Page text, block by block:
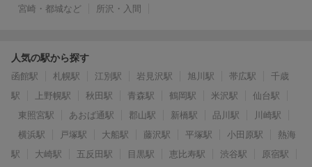
宮崎・都城など
所沢・入間
人気の駅から探す
函館駅 札幌駅 江別駅 岩見沢駅 旭川駅 帯広駅
千歳
駅
上野幌駅 秋田駅 青森駅 鶴岡駅 米沢駅
仙台駅
東照宮駅
あおば通駅 郡山駅 新橋駅 品川駅
川崎駅
横浜駅
戸塚駅 大船駅 藤沢駅 平塚駅 小田原駅
熱海
駅
大崎駅 五反田駅 目黒駅 恵比寿駅 渋谷駅
原宿駅